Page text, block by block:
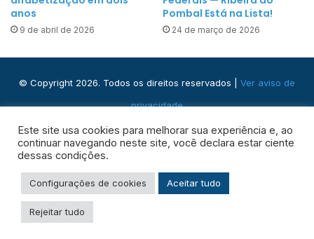
j
u
i
a
a
n
anos
9 de abril de 2026
Pombal Está na Lista!
24 de março de 2026
© Copyright 2026. Todos os direitos reservados | Ver aviso de
privacidade
Praça José Domingos, s/n - Centro, Ribeira do Pombal - BA,
48400-000
FacebookInstagramWhatsApp
RSS
Este site usa cookies para melhorar sua experiência e, ao
continuar navegando neste site, você declara estar ciente
dessas condições.
Configurações de cookies Aceitar tudo
Rejeitar tudo